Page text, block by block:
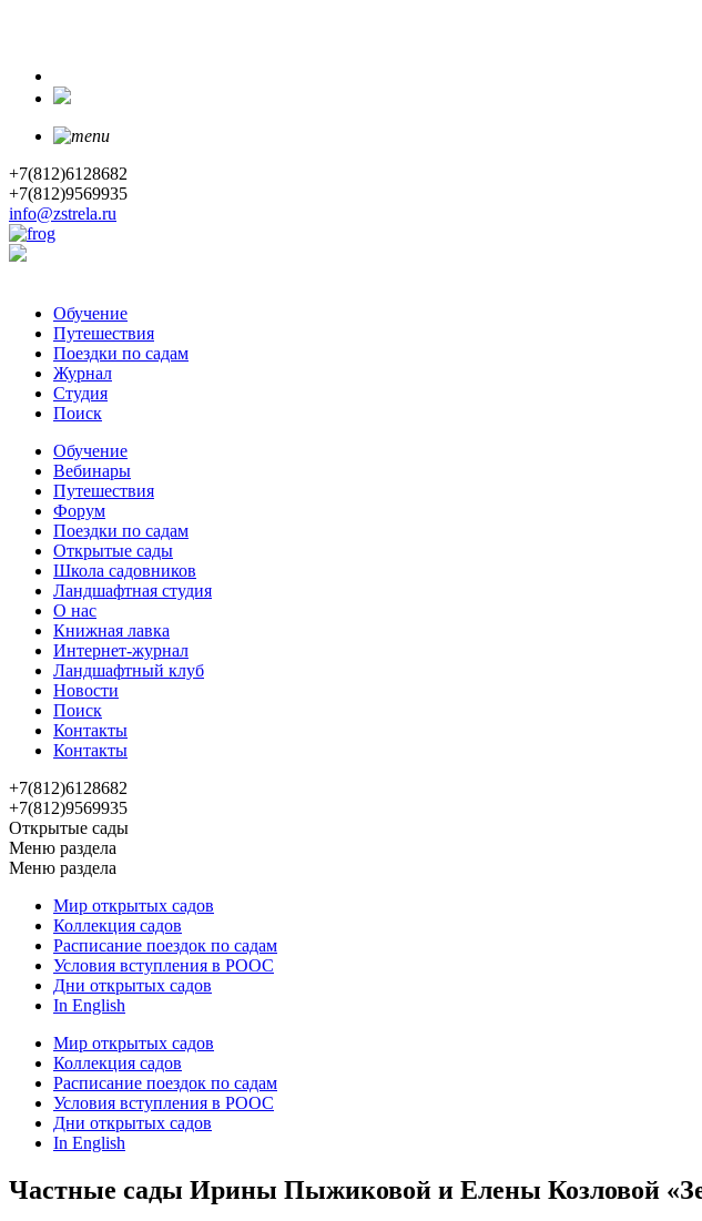
+7(812)6128682
+7(812)9569935
info@zstrela.ru
Обучение
Путешествия
Поездки по садам
Журнал
Студия
Поиск
Обучение
Вебинары
Путешествия
Форум
Поездки по садам
Открытые сады
Школа садовников
Ландшафтная студия
О нас
Книжная лавка
Интернет-журнал
Ландшафтный клуб
Новости
Поиск
Контакты
Контакты
+7(812)6128682
+7(812)9569935
Открытые сады
Меню раздела
Меню раздела
Мир открытых садов
Коллекция садов
Расписание поездок по садам
Условия вступления в РООС
Дни открытых садов
In English
Мир открытых садов
Коллекция садов
Расписание поездок по садам
Условия вступления в РООС
Дни открытых садов
In English
Частные сады Ирины Пыжиковой и Елены Козловой